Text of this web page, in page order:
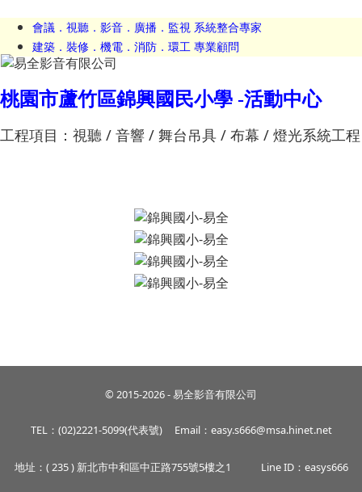
會議．視聽．影音．廣播．監視 系統整合專家
建築．裝修．機電．消防．環工 專業顧問
桃園市蘆竹區錦興國民小學 -活動中心
工程項目： 視聽 / 音響 / 舞台吊具 / 布幕 / 燈光系統工程
© 2015-2026 - 易全影音有限公司
TEL：(02)2221-5099(代表號) Email：easy.s666@msa.hinet.net
地址：( 235 ) 新北市中和區中正路755號5樓之1 Line ID：easys666